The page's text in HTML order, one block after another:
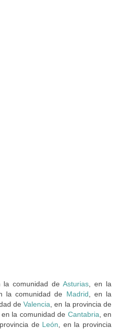
la comunidad deAsturias , en la
la comunidad de Madrid , en la
deValencia , en la provincia de
, en la comunidad de Cantabria , en
de León , en la provincia